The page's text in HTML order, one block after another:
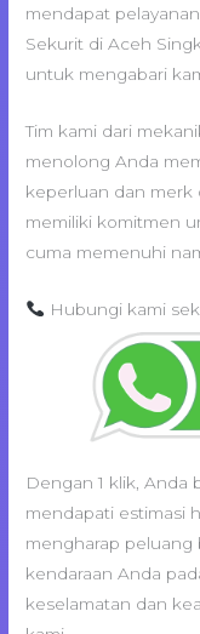
mendapat
Sekurit di Aceh
untuk mengabari
Tim kami dari
menolong Anda
keperluan dan merk
memiliki komitmen
cuma memenuhi
Hubungi kami
Dengan 1 klik, Anda
mendapati estimasi
mengharap peluang
kendaraan Anda
keselamatan dan